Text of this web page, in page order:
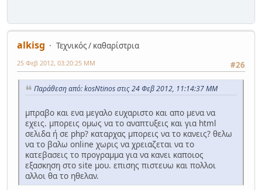
alkisg
Τεχνικός / καθαρίστρια
#26
25 Φεβ 2012, 03:20:25 ΜΜ
Παράθεση από: kosNtinos στις 24 Φεβ 2012, 11:14:37 ΜΜ
μπραβο και ενα μεγαλο ευχαριστο και απο μενα να
εχεις. μπορεις ομως να το αναπτυξεις και για html
σελιδα ή σε php? καταρχας μπορεις να το κανεις? θελω
να το βαλω online χωρις να χρειαζεται να το
κατεβασεις το προγραμμα για να κανει καποιος
εξασκηση στο site μου. επισης πιστευω και πολλοι
αλλοι θα το ηθελαν.